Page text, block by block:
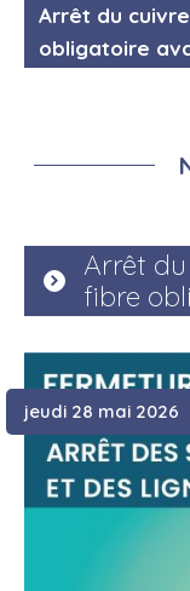
Arrêt du
obligatoire
Arrêt
fibre
jeudi 28 mai 2026